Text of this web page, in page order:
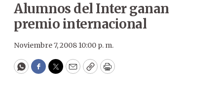
Alumnos del Inter ganan
premio internacional
Noviembre 7, 2008 10:00 p. m.
WhatsApp
Facebook
Twitter
EmailCopyPrint